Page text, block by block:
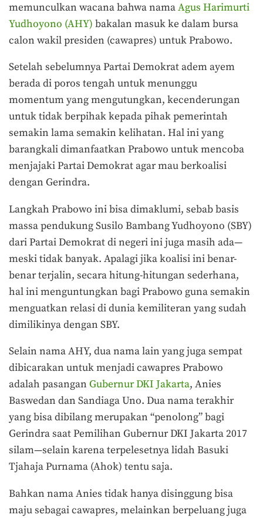
memunculkan wacana bahwa namaAgus Harimurti
Yudhoyono (AHY) bakalan masuk ke dalam bursa
calon wakil presiden (cawapres) untuk Prabowo.
Setelah sebelumnya Partai Demokrat adem ayem
berada di poros tengah untuk menunggu
momentum yang mengutungkan, kecenderungan
untuk tidak berpihak kepada pihak pemerintah
semakin lama semakin kelihatan. Hal ini yang
barangkali dimanfaatkan Prabowo untuk mencoba
menjajaki Partai Demokrat agar mau berkoalisi
dengan Gerindra.
Langkah Prabowo ini bisa dimaklumi, sebab basis
massa pendukung Susilo Bambang Yudhoyono (SBY)
dari Partai Demokrat di negeri ini juga masih ada—
meski tidak banyak. Apalagi jika koalisi ini benar-
benar terjalin, secara hitung-hitungan sederhana,
hal ini menguntungkan bagi Prabowo guna semakin
menguatkan relasi di dunia kemiliteran yang sudah
dimilikinya dengan SBY.
Selain nama AHY, dua nama lain yang juga sempat
dibicarakan untuk menjadi cawapres Prabowo
adalah pasangan Gubernur DKI Jakarta, Anies
Baswedan dan Sandiaga Uno. Dua nama terakhir
yang bisa dibilang merupakan “penolong” bagi
Gerindra saat Pemilihan Gubernur DKI Jakarta 2017
silam—selain karena terpelesetnya lidah Basuki
Tjahaja Purnama (Ahok) tentu saja.
Bahkan nama Anies tidak hanya disinggung bisa
maju sebagai cawapres, melainkan berpeluang juga